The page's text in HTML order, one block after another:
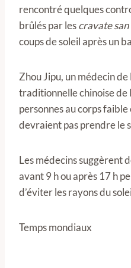
rencontré quelques
brûlés par lescravate san
coups de soleil après un
Zhou Jipu, un médecin
traditionnelle chinoise de
personnes au corps faible
devraient pas prendre le
Les médecins suggèrent
avant 9 h ou après 17 h
d’éviter les rayons du
Temps mondiaux